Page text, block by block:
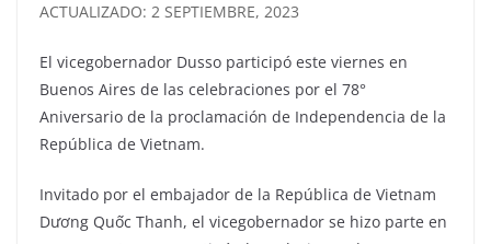
ACTUALIZADO: 2 SEPTIEMBRE, 2023
El vicegobernador Dusso participó este viernes en
Buenos Aires de las celebraciones por el 78°
Aniversario de la proclamación de Independencia de la
República de Vietnam.
Invitado por el embajador de la República de Vietnam
Dương Quốc Thanh, el vicegobernador se hizo parte en